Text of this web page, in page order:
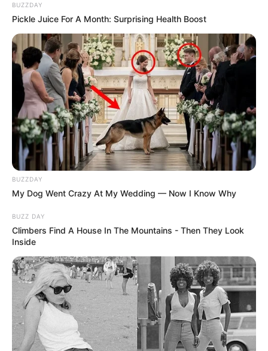
Szerző
More by Szerző
Post
navigation
Previous ArticlePrevious
GYÁSZ! Meghalt
Sebestyén Balázs
felesége: hosszú
küzdelem után hunyt
el! Nyugodjék
békében! 😔🖤
Next Article
Rendkívüli Hatalmas
fordulat! Szabadon
engedték Lajcsit!
Ebből az okból
kifolyólag engedték ki a
börtönből:
BUZZDAY
Pickle Juice For A Month: Surprising Health Boost
BUZZDAY
My Dog Went Crazy At My Wedding — Now I Know Why
BUZZ DAY
Climbers Find A House In The Mountains - Then They Look
Inside